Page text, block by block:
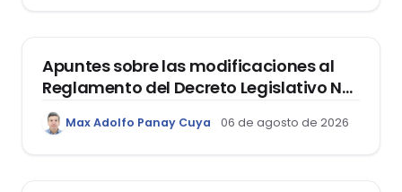
Apuntes sobre las modificaciones al
Reglamento del Decreto Legislativo Nº
1400, que aprueba el Régimen de
Garantía Mobiliaria
Max Adolfo Panay Cuya 06 de agosto de 2026